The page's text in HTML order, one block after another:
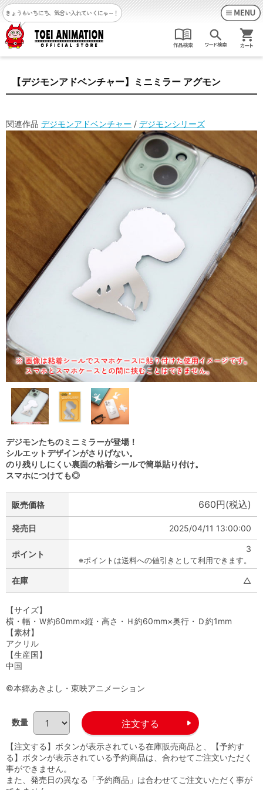
きょうもいちにち、気合い入れていくにゃ～！
【デジモンアドベンチャー】ミニミラー アグモン
関連作品 デジモンアドベンチャー / デジモンシリーズ
デジモンたちのミニミラーが登場！
シルエットデザインがさりげない。
のり残りしにくい裏面の粘着シールで簡単貼り付け。
スマホにつけても◎
販売価格 660円(税込)
発売日 2025/04/11 13:00:00
ポイント
3
※ポイントは送料への値引きとして利用できます。
在庫 △
【サイズ】
横・幅・Ｗ約60mm×縦・高さ・Ｈ約60mm×奥行・Ｄ約1mm
【素材】
アクリル
【生産国】
中国
©本郷あきよし・東映アニメーション
数量
【注文する】ボタンが表示されている在庫販売商品と、【予約す
る】ボタンが表示されている予約商品は、合わせてご注文いただく
事ができません。
また、発売日の異なる「予約商品」は合わせてご注文いただく事が